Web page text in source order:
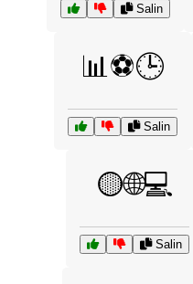
Salin
📊⚽🕒
Salin
🟡🌐💻
Salin